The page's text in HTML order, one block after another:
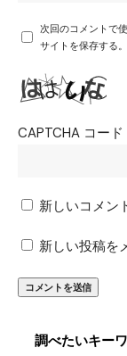
次回のコメントで
サイトを保存する。
CAPTCHA コード
新しいコメン
新しい投稿を
調べたいキー